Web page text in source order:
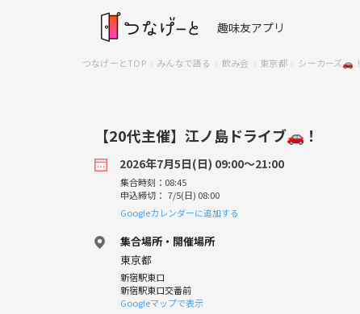
趣味友アプリ
つなげーとTOP みんなで語る 飲み会 東京都 シーカーズ🚗！
【20代主催】江ノ島ドライブ🚗！
2026年7月5日(日) 09:00〜21:00
集合時刻：08:45
申込締切： 7/5(日) 08:00
Googleカレンダーに追加する
集合場所・開催場所
東京都
新宿駅東口
新宿駅東口交番前
Googleマップで表示